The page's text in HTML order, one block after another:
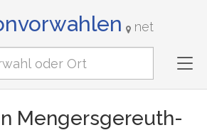
net
Mengersgereuth-